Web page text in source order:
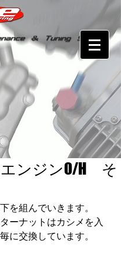
ンジンO/H そ
を組んでいきます。
ーナットはカシメを入
に交換しています。